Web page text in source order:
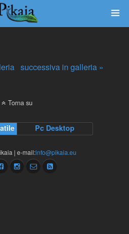
successiva in galleria »
Torna su
Pc Desktop
| e-mail:info@pikaia.eu